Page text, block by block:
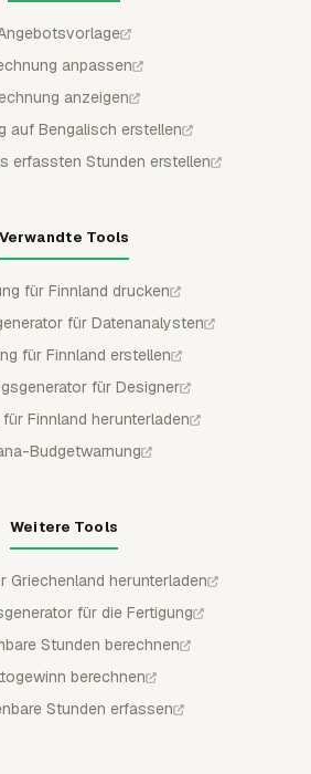
anpassen
anzeigen
auf Bengalisch erstellen
erfassten Stunden erstellen
Verwandte Tools
für Finnland drucken
für Datenanalysten
für Finnland erstellen
für Designer
Finnland herunterladen
Budgetwarnung
Weitere Tools
Griechenland herunterladen
für die Fertigung
Stunden berechnen
berechnen
Stunden erfassen